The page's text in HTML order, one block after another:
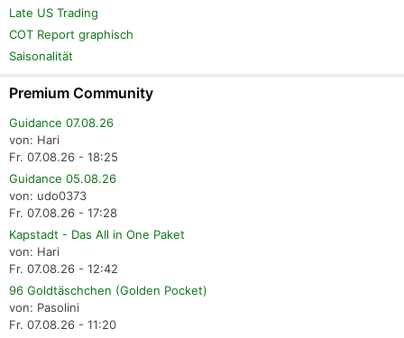
Late US Trading
COT Report graphisch
Saisonalität
Premium Community
Guidance 07.08.26
von: Hari
Fr. 07.08.26 - 18:25
Guidance 05.08.26
von: udo0373
Fr. 07.08.26 - 17:28
Kapstadt - Das All in One Paket
von: Hari
Fr. 07.08.26 - 12:42
96 Goldtäschchen (Golden Pocket)
von: Pasolini
Fr. 07.08.26 - 11:20